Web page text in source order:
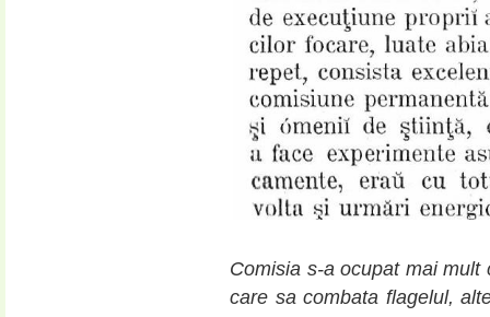
Comisia s-a ocupat mai
care sa combata flagelul,